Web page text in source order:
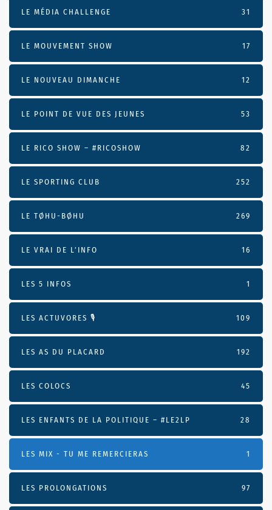
LE MÉDIA CHALLENGE 31
LE MOUVEMENT SHOW 17
LE NOUVEAU DIMANCHE 12
LE POINT DE VUE DES JEUNES 53
LE RICO SHOW – #RICOSHOW 82
LE SPORTING CLUB 252
LE TØHU-BØHU 269
LE VRAI DE L’INFO 16
LES 5 INFOS 1
LES ACTUVORES 🎙 109
LES AS DU PLACARD 192
LES COLOCS 45
LES ENFANTS DE LA POLITIQUE – #LE2LP 28
LES MIX - TU ME REMERCIERAS 1
LES PROLONGATIONS 97